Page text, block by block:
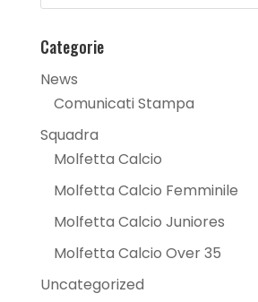
Categorie
News
Comunicati Stampa
Squadra
Molfetta Calcio
Molfetta Calcio Femminile
Molfetta Calcio Juniores
Molfetta Calcio Over 35
Uncategorized